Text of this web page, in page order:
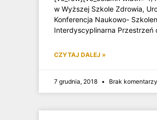
w Wyższej Szkole Zdrowia,
Konferencja Naukowo-
Interdyscyplinarna
CZYTAJ DALEJ »
7 grudnia, 2018 Brak komentarzy